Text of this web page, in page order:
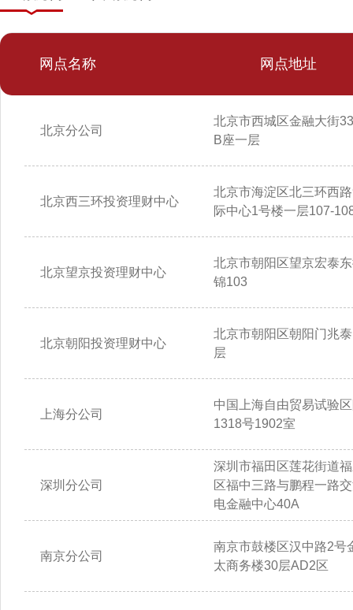
网点名称 网点地址
北京分公司
北京市西城区金融大街
B座一层
北京西三环投资理财中心
北京市海淀区北三环西
际中心1号楼一层107-
北京望京投资理财中心
北京市朝阳区望京宏泰
锦103
北京朝阳投资理财中心
北京市朝阳区朝阳门兆
层
上海分公司
中国上海自由贸易试验
1318号1902室
深圳分公司
深圳市福田区莲花街道
区福中三路与鹏程一路
电金融中心40A
南京分公司
南京市鼓楼区汉中路2号
太商务楼30层AD2区